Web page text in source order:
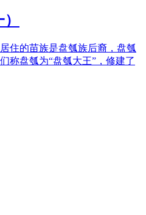
住的苗族是盘瓠族后裔，盘瓠
称盘瓠为“盘瓠大王”，修建了